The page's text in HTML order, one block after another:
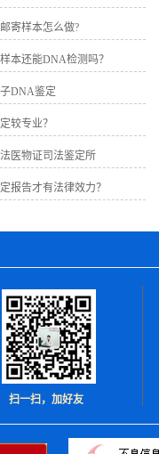
，咨询范围有：无创
系亲缘鉴定、DNA身
胎儿样本。羊水亲子鉴
水样本，绒毛亲子鉴
术提供胎儿绒毛样
鉴定需要提供孕妇手
息的样本都可以，比
甲、毛发等。
寄样本怎么做?
本还能DNA检测吗？
DNA鉴定
较专业？
医物证司法鉴定所
报告才有法律效力？
扫一扫，加好友